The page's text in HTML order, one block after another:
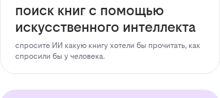
поиск книг с помощью
искусственного интеллекта
спросите ИИ какую книгу хотели бы прочитать, как
спросили бы у человека.